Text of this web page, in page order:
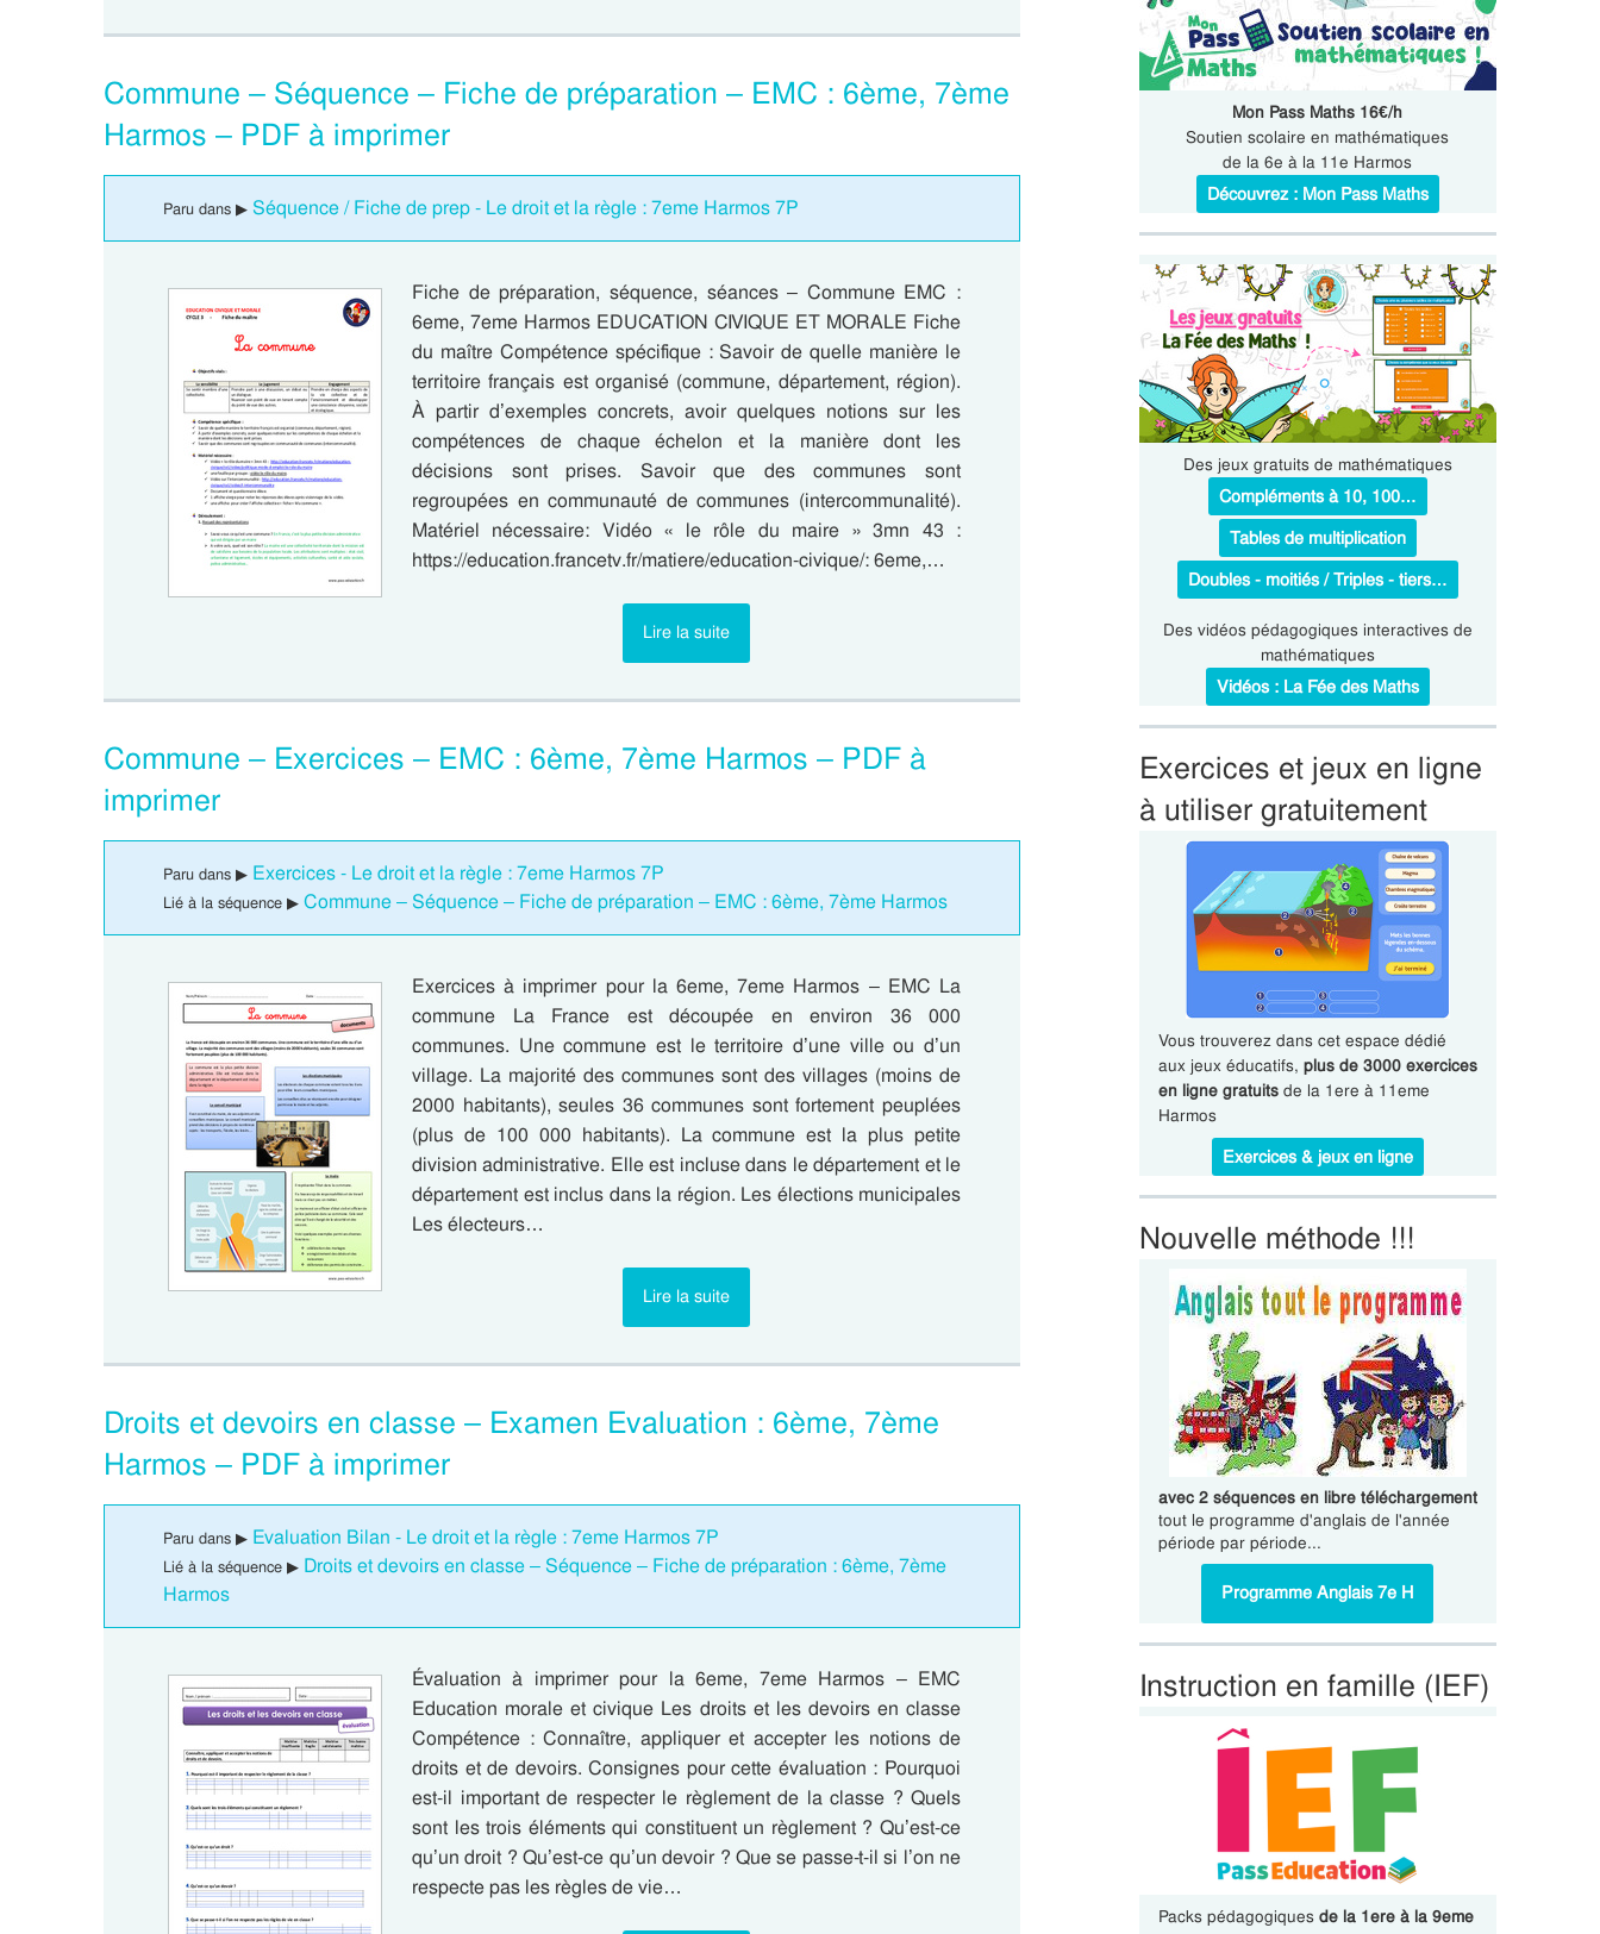
Commune – Séquence – Fiche de préparation – EMC : 6ème, 7ème
Harmos – PDF à imprimer
Paru dans ▶ Séquence / Fiche de prep - Le droit et la règle : 7eme Harmos 7P
Fiche de préparation, séquence, séances – Commune EMC :
6eme, 7eme Harmos EDUCATION CIVIQUE ET MORALE Fiche
du maître Compétence spécifique : Savoir de quelle manière le
territoire français est organisé (commune, département, région).
À partir d’exemples concrets, avoir quelques notions sur les
compétences de chaque échelon et la manière dont les
décisions sont prises. Savoir que des communes sont
regroupées en communauté de communes (intercommunalité).
Matériel nécessaire: Vidéo « le rôle du maire » 3mn 43 :
https://education.francetv.fr/matiere/education-civique/: 6eme,…
Lire la suite
Commune – Exercices – EMC : 6ème, 7ème Harmos – PDF à
imprimer
Paru dans ▶ Exercices - Le droit et la règle : 7eme Harmos 7P
Lié à la séquence ▶ Commune – Séquence – Fiche de préparation – EMC : 6ème, 7ème Harmos
Exercices à imprimer pour la 6eme, 7eme Harmos – EMC La
commune La France est découpée en environ 36 000
communes. Une commune est le territoire d’une ville ou d’un
village. La majorité des communes sont des villages (moins de
2000 habitants), seules 36 communes sont fortement peuplées
(plus de 100 000 habitants). La commune est la plus petite
division administrative. Elle est incluse dans le département et le
département est inclus dans la région. Les élections municipales
Les électeurs…
Lire la suite
Droits et devoirs en classe – Examen Evaluation : 6ème, 7ème
Harmos – PDF à imprimer
Paru dans ▶ Evaluation Bilan - Le droit et la règle : 7eme Harmos 7P
Lié à la séquence ▶ Droits et devoirs en classe – Séquence – Fiche de préparation : 6ème, 7ème
Harmos
Évaluation à imprimer pour la 6eme, 7eme Harmos – EMC
Education morale et civique Les droits et les devoirs en classe
Compétence : Connaître, appliquer et accepter les notions de
droits et de devoirs. Consignes pour cette évaluation : Pourquoi
est-il important de respecter le règlement de la classe ? Quels
sont les trois éléments qui constituent un règlement ? Qu’est-ce
qu’un droit ? Qu’est-ce qu’un devoir ? Que se passe-t-il si l’on ne
respecte pas les règles de vie…
Mon Pass Maths 16€/h
Soutien scolaire en mathématiques
de la 6e à la 11e Harmos
Découvrez : Mon Pass Maths
Des jeux gratuits de mathématiques
Compléments à 10, 100…
Tables de multiplication
Doubles - moitiés / Triples - tiers…
Des vidéos pédagogiques interactives de
mathématiques
Vidéos : La Fée des Maths
Exercices et jeux en ligne
à utiliser gratuitement
Vous trouverez dans cet espace dédié
aux jeux éducatifs, plus de 3000 exercices
en ligne gratuitsde la 1ere à 11eme
Harmos
Exercices & jeux en ligne
Nouvelle méthode !!!
avec 2 séquences en libre téléchargement
tout le programme d'anglais de l'année
période par période...
Programme Anglais 7e H
Instruction en famille (IEF)
Packs pédagogiques de la 1ere à la 9eme